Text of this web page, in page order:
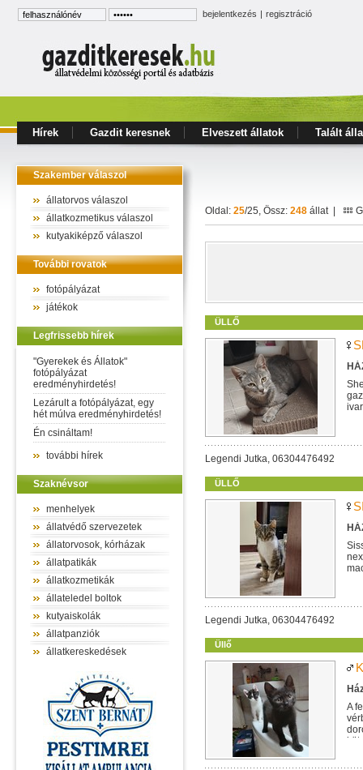
bejelentkezés | regisztráció
Hírek Gazdit keresnek Elveszett állatok Talált
Szakember válaszol
állatorvos válaszol
állatkozmetikus válaszol
kutyakiképző válaszol
További rovatok
fotópályázat
játékok
Legfrissebb hírek
"Gyerekek és Állatok"
fotópályázat
eredményhirdetés!
Lezárult a fotópályázat, egy
hét múlva eredményhirdetés!
Én csináltam!
további hírek
Szaknévsor
menhelyek
állatvédő szervezetek
állatorvosok, kórházak
állatpatikák
állatkozmetikák
állateledel boltok
kutyaiskolák
állatpanziók
állatkereskedések
Oldal: 25/25, Össz: 248 állat |
ÜLLŐ
Legendi Jutka, 06304476492
ÜLLŐ
Legendi Jutka, 06304476492
Üllő
A